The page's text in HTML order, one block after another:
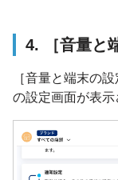
4. ［音量と
［音量と端末の
の設定画面が表示